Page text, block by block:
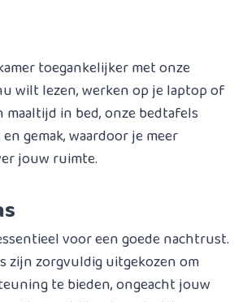
toegankelijker met onze
wilt lezen, werken op je laptop of
maaltijd in bed, onze bedtafels
gemak, waardoor je meer
jouw ruimte.
voor een goede nachtrust.
zijn zorgvuldig uitgekozen om
te bieden, ongeacht jouw